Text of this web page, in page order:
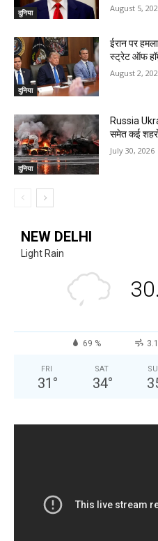
दुनिया August 5,
दुनिया
ईरान पर
स्ट्रेट ऑफ
August 2,
दुनिया
Russia
समेत कई
July 30, 2026
NEW DELHI
Light Rain
69 %
FRI
31 °
SAT
34°